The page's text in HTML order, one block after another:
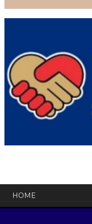
HOME